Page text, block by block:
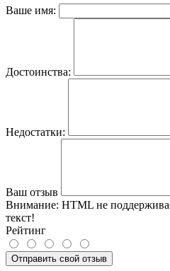
Ваше имя:
Достоинства:
Недостатки:
Ваш отзыв
Внимание: HTML не
текст!
Рейтинг
Отправить свой отзыв